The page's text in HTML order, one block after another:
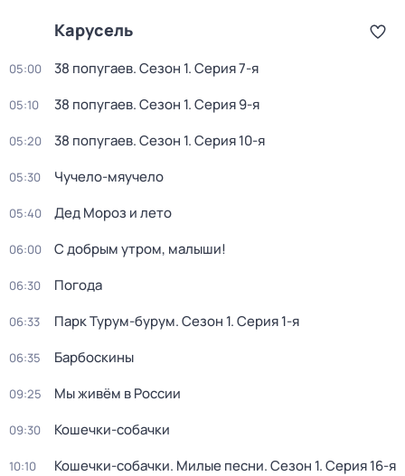
Карусель
05:00 38 попугаев. Сезон 1. Серия 7-я
05:10 38 попугаев. Сезон 1. Серия 9-я
05:20 38 попугаев. Сезон 1. Серия 10-я
05:30 Чучело-мяучело
05:40 Дед Мороз и лето
06:00 С добрым утром, малыши!
06:30 Погода
06:33 Парк Турум-бурум. Сезон 1. Серия 1-я
06:35 Барбоскины
09:25 Мы живём в России
09:30 Кошечки-собачки
10:10 Кошечки-собачки. Милые песни. Сезон 1. Серия 16-я